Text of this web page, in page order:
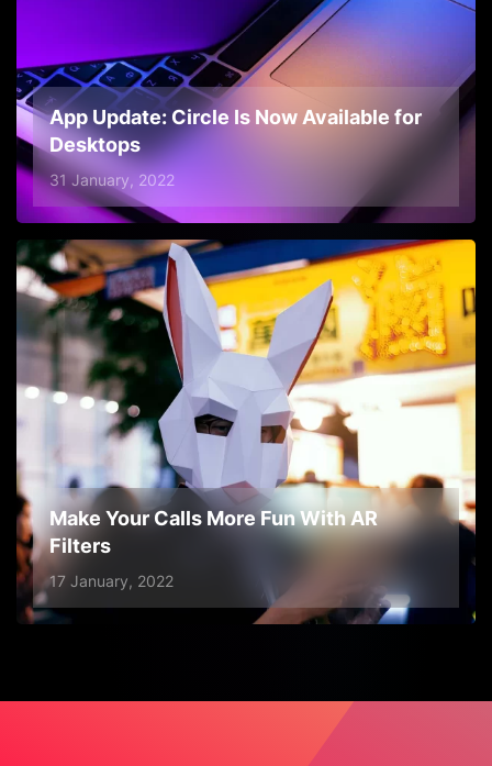
App Update: Circle Is Now Available for
Desktops
31 January, 2022
Make Your Calls More Fun With AR
Filters
17 January, 2022